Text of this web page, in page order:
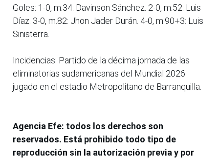
Goles: 1-0, m.34: Davinson Sánchez. 2-0, m.52: Luis
Díaz. 3-0, m.82: Jhon Jader Durán. 4-0, m.90+3: Luis
Sinisterra.
Incidencias: Partido de la décima jornada de las
eliminatorias sudamericanas del Mundial 2026
jugado en el estadio Metropolitano de Barranquilla.
Agencia Efe: todos los derechos son
reservados. Está prohibido todo tipo de
reproducción sin la autorización previa y por